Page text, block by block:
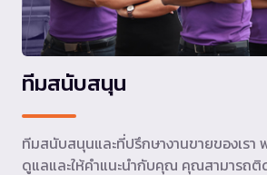
ทีมสนับสนุน
ทีมสนับสนุนและที่ปรึกษางานขายของเรา
ดูแลและให้คำแนะนำกับคุณ คุณสามารถติ